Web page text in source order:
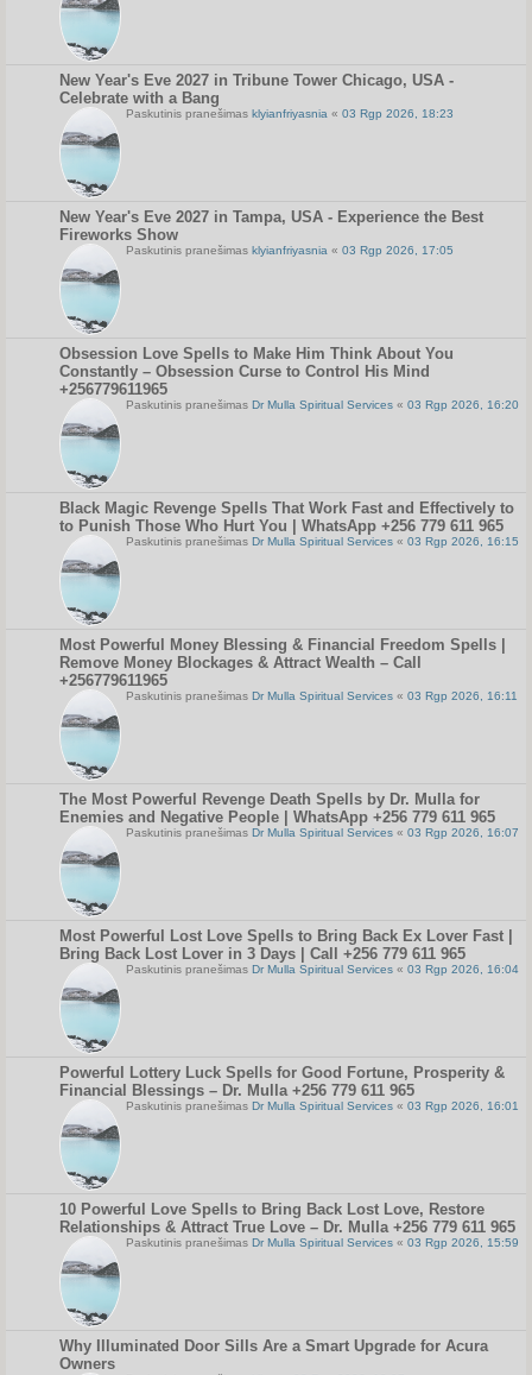
New Year's Eve 2027 in Tribune Tower Chicago, USA -
Celebrate with a Bang
Paskutinis pranešimas klyianfriyasnia « 03 Rgp 2026, 18:23
New Year's Eve 2027 in Tampa, USA - Experience the Best
Fireworks Show
Paskutinis pranešimas klyianfriyasnia « 03 Rgp 2026, 17:05
Obsession Love Spells to Make Him Think About You
Constantly – Obsession Curse to Control His Mind
+256779611965
Paskutinis pranešimas Dr Mulla Spiritual Services « 03 Rgp 2026, 16:20
Black Magic Revenge Spells That Work Fast and Effectively to
to Punish Those Who Hurt You | WhatsApp +256 779 611 965
Paskutinis pranešimas Dr Mulla Spiritual Services « 03 Rgp 2026, 16:15
Most Powerful Money Blessing & Financial Freedom Spells |
Remove Money Blockages & Attract Wealth – Call
+256779611965
Paskutinis pranešimas Dr Mulla Spiritual Services « 03 Rgp 2026, 16:11
The Most Powerful Revenge Death Spells by Dr. Mulla for
Enemies and Negative People | WhatsApp +256 779 611 965
Paskutinis pranešimas Dr Mulla Spiritual Services « 03 Rgp 2026, 16:07
Most Powerful Lost Love Spells to Bring Back Ex Lover Fast |
Bring Back Lost Lover in 3 Days | Call +256 779 611 965
Paskutinis pranešimas Dr Mulla Spiritual Services « 03 Rgp 2026, 16:04
Powerful Lottery Luck Spells for Good Fortune, Prosperity &
Financial Blessings – Dr. Mulla +256 779 611 965
Paskutinis pranešimas Dr Mulla Spiritual Services « 03 Rgp 2026, 16:01
10 Powerful Love Spells to Bring Back Lost Love, Restore
Relationships & Attract True Love – Dr. Mulla +256 779 611 965
Paskutinis pranešimas Dr Mulla Spiritual Services « 03 Rgp 2026, 15:59
Why Illuminated Door Sills Are a Smart Upgrade for Acura
Owners